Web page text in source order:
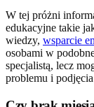
W tej próżni
edukacyjne takie
wiedzy, wsparcie
osobami w
specjalistą, lecz
problemu i